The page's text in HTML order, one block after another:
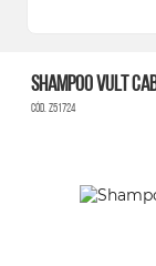
Shampoo Vult
Cód. Z51724